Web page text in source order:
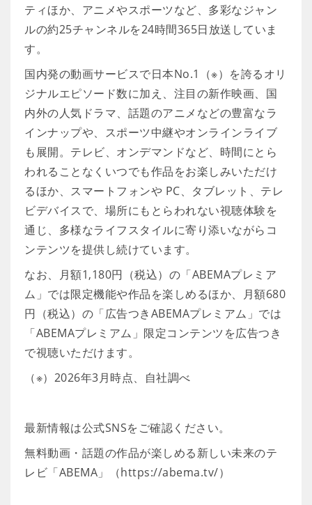
ティほか、アニメやスポーツなど、多彩なジャン
ルの約25チャンネルを24時間365日放送していま
す。
国内発の動画サービスで日本No.1（※）を誇るオリ
ジナルエピソード数に加え、注目の新作映画、国
内外の人気ドラマ、話題のアニメなどの豊富なラ
インナップや、スポーツ中継やオンラインライブ
も展開。テレビ、オンデマンドなど、時間にとら
われることなくいつでも作品をお楽しみいただけ
るほか、スマートフォンや PC、タブレット、テレ
ビデバイスで、場所にもとらわれない視聴体験を
通じ、多様なライフスタイルに寄り添いながらコ
ンテンツを提供し続けています。
なお、月額1,180円（税込）の「ABEMAプレミア
ム」では限定機能や作品を楽しめるほか、月額680
円（税込）の「広告つきABEMAプレミアム」では
「ABEMAプレミアム」限定コンテンツを広告つき
で視聴いただけます。
（※）2026年3月時点、自社調べ
最新情報は公式SNSをご確認ください。
無料動画・話題の作品が楽しめる新しい未来のテ
レビ「ABEMA」（https://abema.tv/）